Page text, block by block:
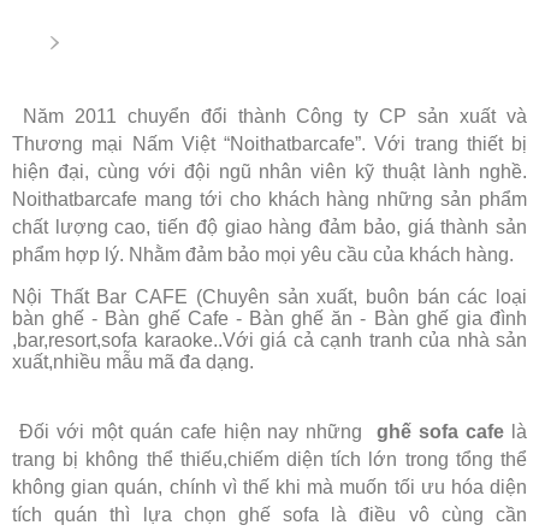
Năm 2011 chuyển đổi thành Công ty CP sản xuất và
Thương mại Nấm Việt “Noithatbarcafe”. Với trang thiết bị
hiện đại, cùng với đội ngũ nhân viên kỹ thuật lành nghề.
Noithatbarcafe mang tới cho khách hàng những sản phẩm
chất lượng cao, tiến độ giao hàng đảm bảo, giá thành sản
phẩm hợp lý. Nhằm đảm bảo mọi yêu cầu của khách hàng.
Nội Thất Bar CAFE (Chuyên sản xuất, buôn bán các loại
bàn ghế - Bàn ghế Cafe - Bàn ghế ăn - Bàn ghế gia đình
,bar,resort,sofa karaoke..Với giá cả cạnh tranh của nhà sản
xuất,nhiều mẫu mã đa dạng.
Đối với một quán cafe hiện nay nhữngghế sofa cafe là
trang bị không thể thiếu,chiếm diện tích lớn trong tổng thể
không gian quán, chính vì thế khi mà muốn tối ưu hóa diện
tích quán thì lựa chọn ghế sofa là điều vô cùng cần